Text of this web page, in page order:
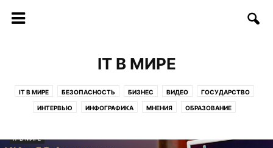
IT В МИРЕ
IT В МИРЕ БЕЗОПАСНОСТЬ БИЗНЕС ВИДЕО ГОСУДАРСТВО
ИНТЕРВЬЮ ИНФОГРАФИКА МНЕНИЯ ОБРАЗОВАНИЕ
ТЕЛЕКОММУНИКАЦИИ ТЕХНОЛОГИИ ФИНАНСЫ ФОТО
IT В МИРЕ